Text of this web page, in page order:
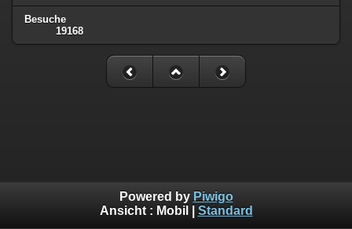
Besuche
19168
Powered by Piwigo
Ansicht : Mobil Standard